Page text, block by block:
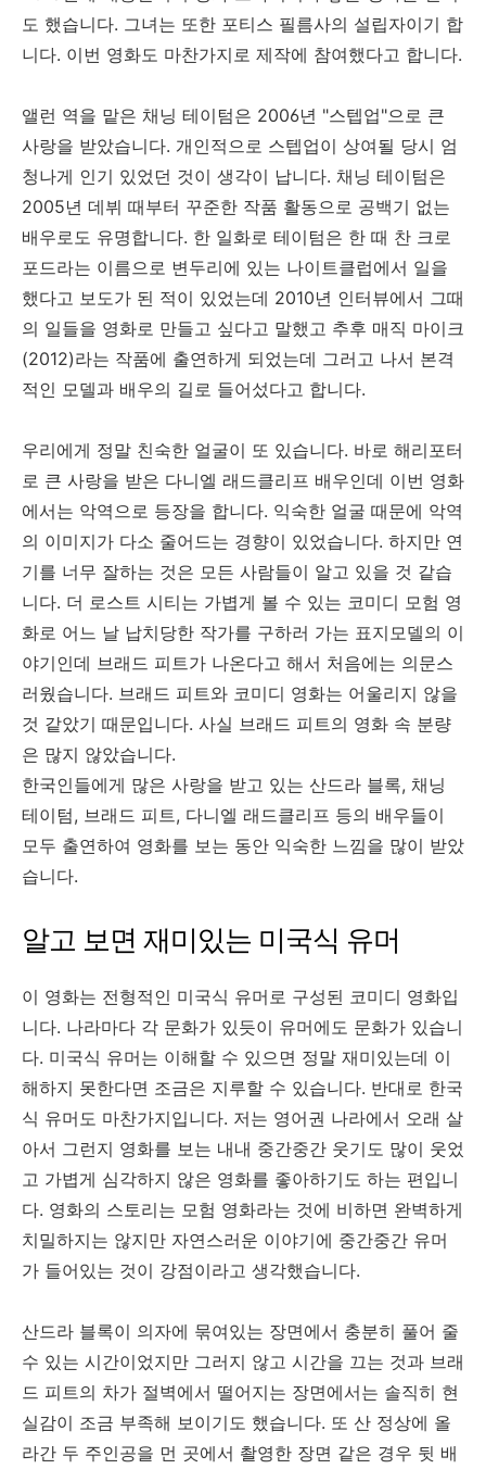
도 했습니다. 그녀는 또한 포티스 필름사의 설립자이기 합
니다. 이번 영화도 마찬가지로 제작에 참여했다고 합니다.
앨런 역을 맡은 채닝 테이텀은 2006년 "스텝업"으로 큰
사랑을 받았습니다. 개인적으로 스텝업이 상여될 당시 엄
청나게 인기 있었던 것이 생각이 납니다. 채닝 테이텀은
2005년 데뷔 때부터 꾸준한 작품 활동으로 공백기 없는
배우로도 유명합니다. 한 일화로 테이텀은 한 때 찬 크로
포드라는 이름으로 변두리에 있는 나이트클럽에서 일을
했다고 보도가 된 적이 있었는데 2010년 인터뷰에서 그때
의 일들을 영화로 만들고 싶다고 말했고 추후 매직 마이크
(2012)라는 작품에 출연하게 되었는데 그러고 나서 본격
적인 모델과 배우의 길로 들어섰다고 합니다.
우리에게 정말 친숙한 얼굴이 또 있습니다. 바로 해리포터
로 큰 사랑을 받은 다니엘 래드클리프 배우인데 이번 영화
에서는 악역으로 등장을 합니다. 익숙한 얼굴 때문에 악역
의 이미지가 다소 줄어드는 경향이 있었습니다. 하지만 연
기를 너무 잘하는 것은 모든 사람들이 알고 있을 것 같습
니다. 더 로스트 시티는 가볍게 볼 수 있는 코미디 모험 영
화로 어느 날 납치당한 작가를 구하러 가는 표지모델의 이
야기인데 브래드 피트가 나온다고 해서 처음에는 의문스
러웠습니다. 브래드 피트와 코미디 영화는 어울리지 않을
것 같았기 때문입니다. 사실 브래드 피트의 영화 속 분량
은 많지 않았습니다.
한국인들에게 많은 사랑을 받고 있는 산드라 블록, 채닝
테이텀, 브래드 피트, 다니엘 래드클리프 등의 배우들이
모두 출연하여 영화를 보는 동안 익숙한 느낌을 많이 받았
습니다.
알고 보면 재미있는 미국식 유머
이 영화는 전형적인 미국식 유머로 구성된 코미디 영화입
니다. 나라마다 각 문화가 있듯이 유머에도 문화가 있습니
다. 미국식 유머는 이해할 수 있으면 정말 재미있는데 이
해하지 못한다면 조금은 지루할 수 있습니다. 반대로 한국
식 유머도 마찬가지입니다. 저는 영어권 나라에서 오래 살
아서 그런지 영화를 보는 내내 중간중간 웃기도 많이 웃었
고 가볍게 심각하지 않은 영화를 좋아하기도 하는 편입니
다. 영화의 스토리는 모험 영화라는 것에 비하면 완벽하게
치밀하지는 않지만 자연스러운 이야기에 중간중간 유머
가 들어있는 것이 강점이라고 생각했습니다.
산드라 블록이 의자에 묶여있는 장면에서 충분히 풀어 줄
수 있는 시간이었지만 그러지 않고 시간을 끄는 것과 브래
드 피트의 차가 절벽에서 떨어지는 장면에서는 솔직히 현
실감이 조금 부족해 보이기도 했습니다. 또 산 정상에 올
라간 두 주인공을 먼 곳에서 촬영한 장면 같은 경우 뒷 배